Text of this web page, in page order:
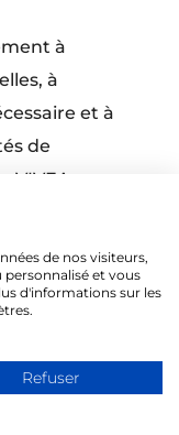
à
à
et à
de
VIVEA.
de nos visiteurs,
et vous
d'informations sur les
Refuser